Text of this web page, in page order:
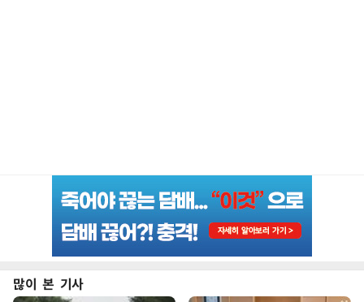
많이 본 기사